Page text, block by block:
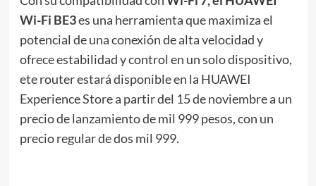
Wi-Fi BE3es una herramienta que maximiza el
potencial de una conexión de alta velocidad y
ofrece estabilidad y control en un solo dispositivo,
ete router estará disponible en la HUAWEI
Experience Store a partir del 15 de noviembre a un
precio de lanzamiento de mil 999 pesos, con un
precio regular de dos mil 999.